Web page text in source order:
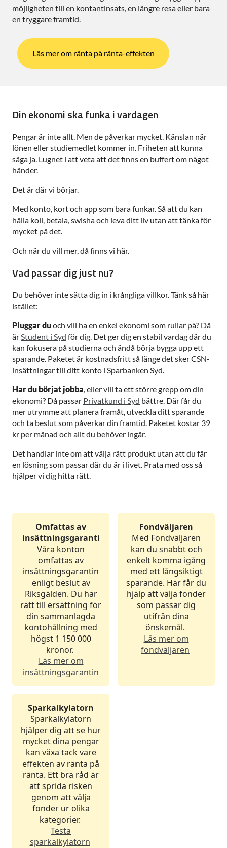
möjligheten till en kontantinsats, en längre resa eller bara
en tryggare framtid.
Läs mer om ränta på ränta-effekten
Din ekonomi ska funka i vardagen
Pengar är inte allt. Men de påverkar mycket. Känslan när
lönen eller studiemedlet kommer in. Friheten att kunna
säga ja. Lugnet i att veta att det finns en buffert om något
händer.
Det är där vi börjar.
Med konto, kort och app som bara funkar. Så att du kan
hålla koll, betala, swisha och leva ditt liv utan att tänka för
mycket på det.
Och när du vill mer, då finns vi här.
Vad passar dig just nu?
Du behöver inte sätta dig in i krångliga villkor. Tänk så här
istället:
Pluggar duoch vill ha en enkel ekonomi som rullar på? Då
ärStudent i Syd för dig. Det ger dig en stabil vardag där du
kan fokusera på studierna och ändå börja bygga upp ett
sparande. Paketet är kostnadsfritt så länge det sker CSN-
insättningar till ditt konto i Sparbanken Syd.
Har du börjat jobba, eller vill ta ett större grepp om din
ekonomi? Då passar Privatkund i Syd bättre. Där får du
mer utrymme att planera framåt, utveckla ditt sparande
och ta beslut som påverkar din framtid. Paketet kostar 39
kr per månad och allt du behöver ingår.
Det handlar inte om att välja rätt produkt utan att du får
en lösning som passar där du är i livet. Prata med oss så
hjälper vi dig hitta rätt.
Omfattas av
insättningsgaranti
Våra konton
omfattas av
insättningsgarantin
enligt beslut av
Riksgälden. Du har
rätt till ersättning för
din sammanlagda
kontohållning med
högst 1 150 000
kronor.
Läs mer om
insättningsgarantin
Fondväljaren
Med Fondväljaren
kan du snabbt och
enkelt komma igång
med ett långsiktigt
sparande. Här får du
hjälp att välja fonder
som passar dig
utifrån dina
önskemål.
Läs mer om
fondväljaren
Sparkalkylatorn
Sparkalkylatorn
hjälper dig att se hur
mycket dina pengar
kan växa tack vare
effekten av ränta på
ränta. Ett bra råd är
att sprida risken
genom att välja
fonder ur olika
kategorier.
Testa
sparkalkylatorn